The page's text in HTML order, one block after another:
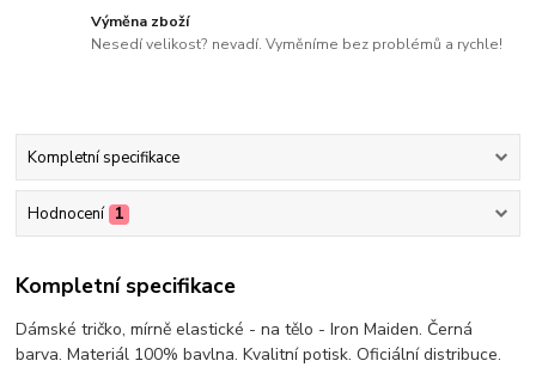
Výměna zboží
Nesedí velikost? nevadí. Vyměníme bez problémů a rychle!
Kompletní specifikace
Hodnocení 1
Kompletní specifikace
Dámské tričko, mírně elastické - na tělo - Iron Maiden. Černá
barva. Materiál 100% bavlna. Kvalitní potisk. Oficiální distribuce.